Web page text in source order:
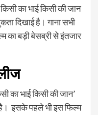
का भाई किसी की जान
दिखाई है। गाना सभी
का बड़ी बेसब्री से इंतजार
का भाई किसी की जान’
है। इसके पहले भी इस फिल्म